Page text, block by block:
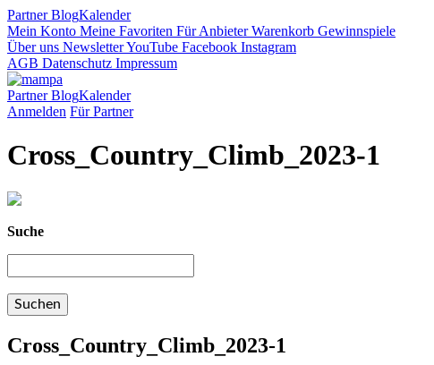
PartnerBlogKalender
Mein Konto Meine Favoriten Für AnbieterWarenkorb Gewinnspiele
Über uns NewsletterYouTube Facebook Instagram
AGB Datenschutz Impressum
PartnerBlogKalender
Anmelden Für Partner
Cross_Country_Climb_2023-1
Suche
Cross_Country_Climb_2023-1